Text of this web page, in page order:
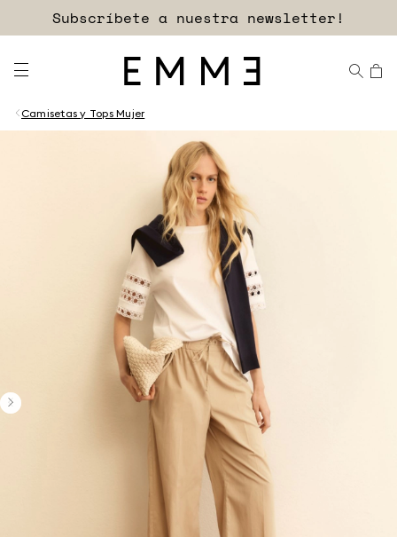
Subscríbete a nuestra newsletter!
Camisetas y Tops Mujer